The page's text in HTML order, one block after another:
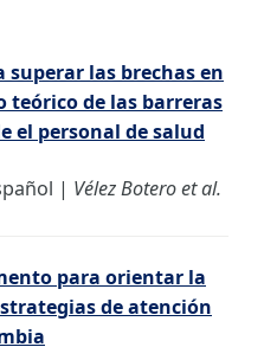
superar las brechas en
de las barreras
el personal de salud
| Vélez Botero et al.
para orientar la
de atención